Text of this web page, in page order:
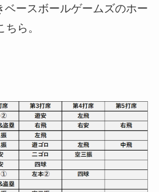
ベースボールゲームズのホー
ら。